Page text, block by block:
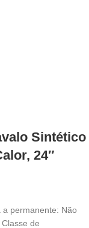
Sintético
24″
permanente: Não
de